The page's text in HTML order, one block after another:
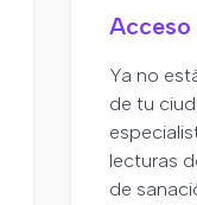
Acceso
Ya no
de tu
lecturas
de